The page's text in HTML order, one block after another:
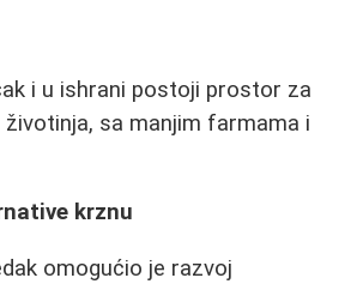
i u ishrani postoji prostor za
sa manjim farmama i
krznu
omogućio je razvoj